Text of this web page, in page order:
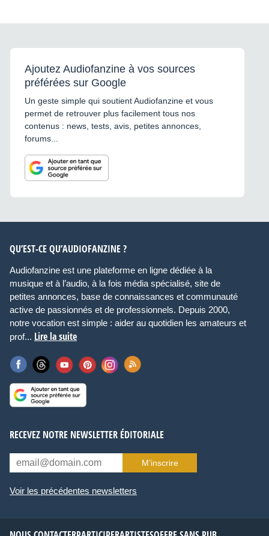
Ajoutez Audiofanzine à vos sources
préférées sur Google
Un geste simple qui soutient Audiofanzine et vous
permet de retrouver plus facilement tous nos
contenus : news, tests, avis, petites annonces,
forums...
QU’EST-CE QU’AUDIOFANZINE ?
Audiofanzine est une plateforme en ligne dédiée à la
musique et à l’audio, à la fois média spécialisé, site de
petites annonces, base de connaissances et communauté
active de passionnés et de professionnels. Depuis 2000,
notre vocation est simple : aider au quotidien les amateurs et
prof... Lire la suite
RECEVEZ NOTRE NEWSLETTER ÉDITORIALE
M’inscrire
Voir les précédentes newsletters